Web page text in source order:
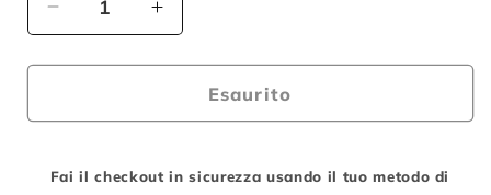
Diminuisci
quantità
per
Bike
ALLTRAIL
Aumenta
quantità
per
Bike
ALLTRAIL
Esaurito
Fai il checkout in sicurezza usando il tuo metodo di